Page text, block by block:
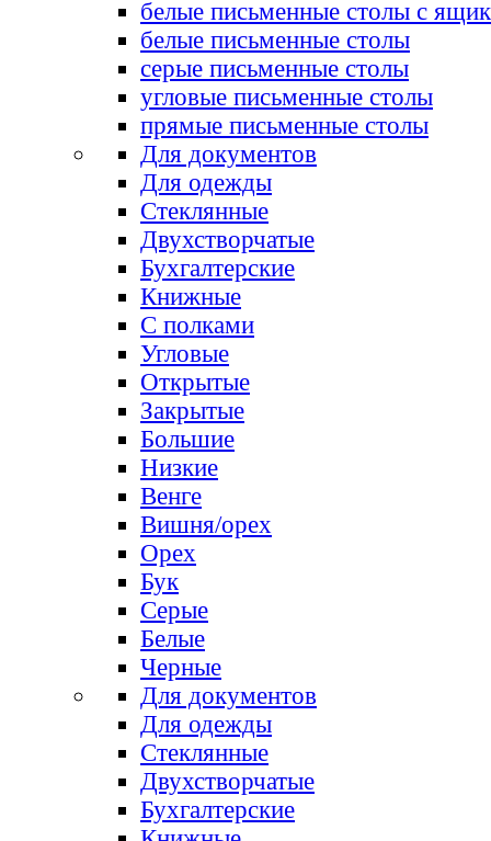
белые письменные столы с
белые письменные столы
серые письменные столы
угловые письменные столы
прямые письменные столы
Для документов
Для одежды
Стеклянные
Двухстворчатые
Бухгалтерские
Книжные
С полками
Угловые
Открытые
Закрытые
Большие
Низкие
Венге
Вишня/орех
Орех
Бук
Серые
Белые
Черные
Для документов
Для одежды
Стеклянные
Двухстворчатые
Бухгалтерские